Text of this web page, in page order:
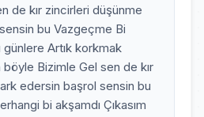
de kır zincirleri düşünme
bu Vazgeçme Bi
Artık korkmak
Bizimle Gel sen de kır
edersin başrol sensin bu
bi akşamdı Çıkasım